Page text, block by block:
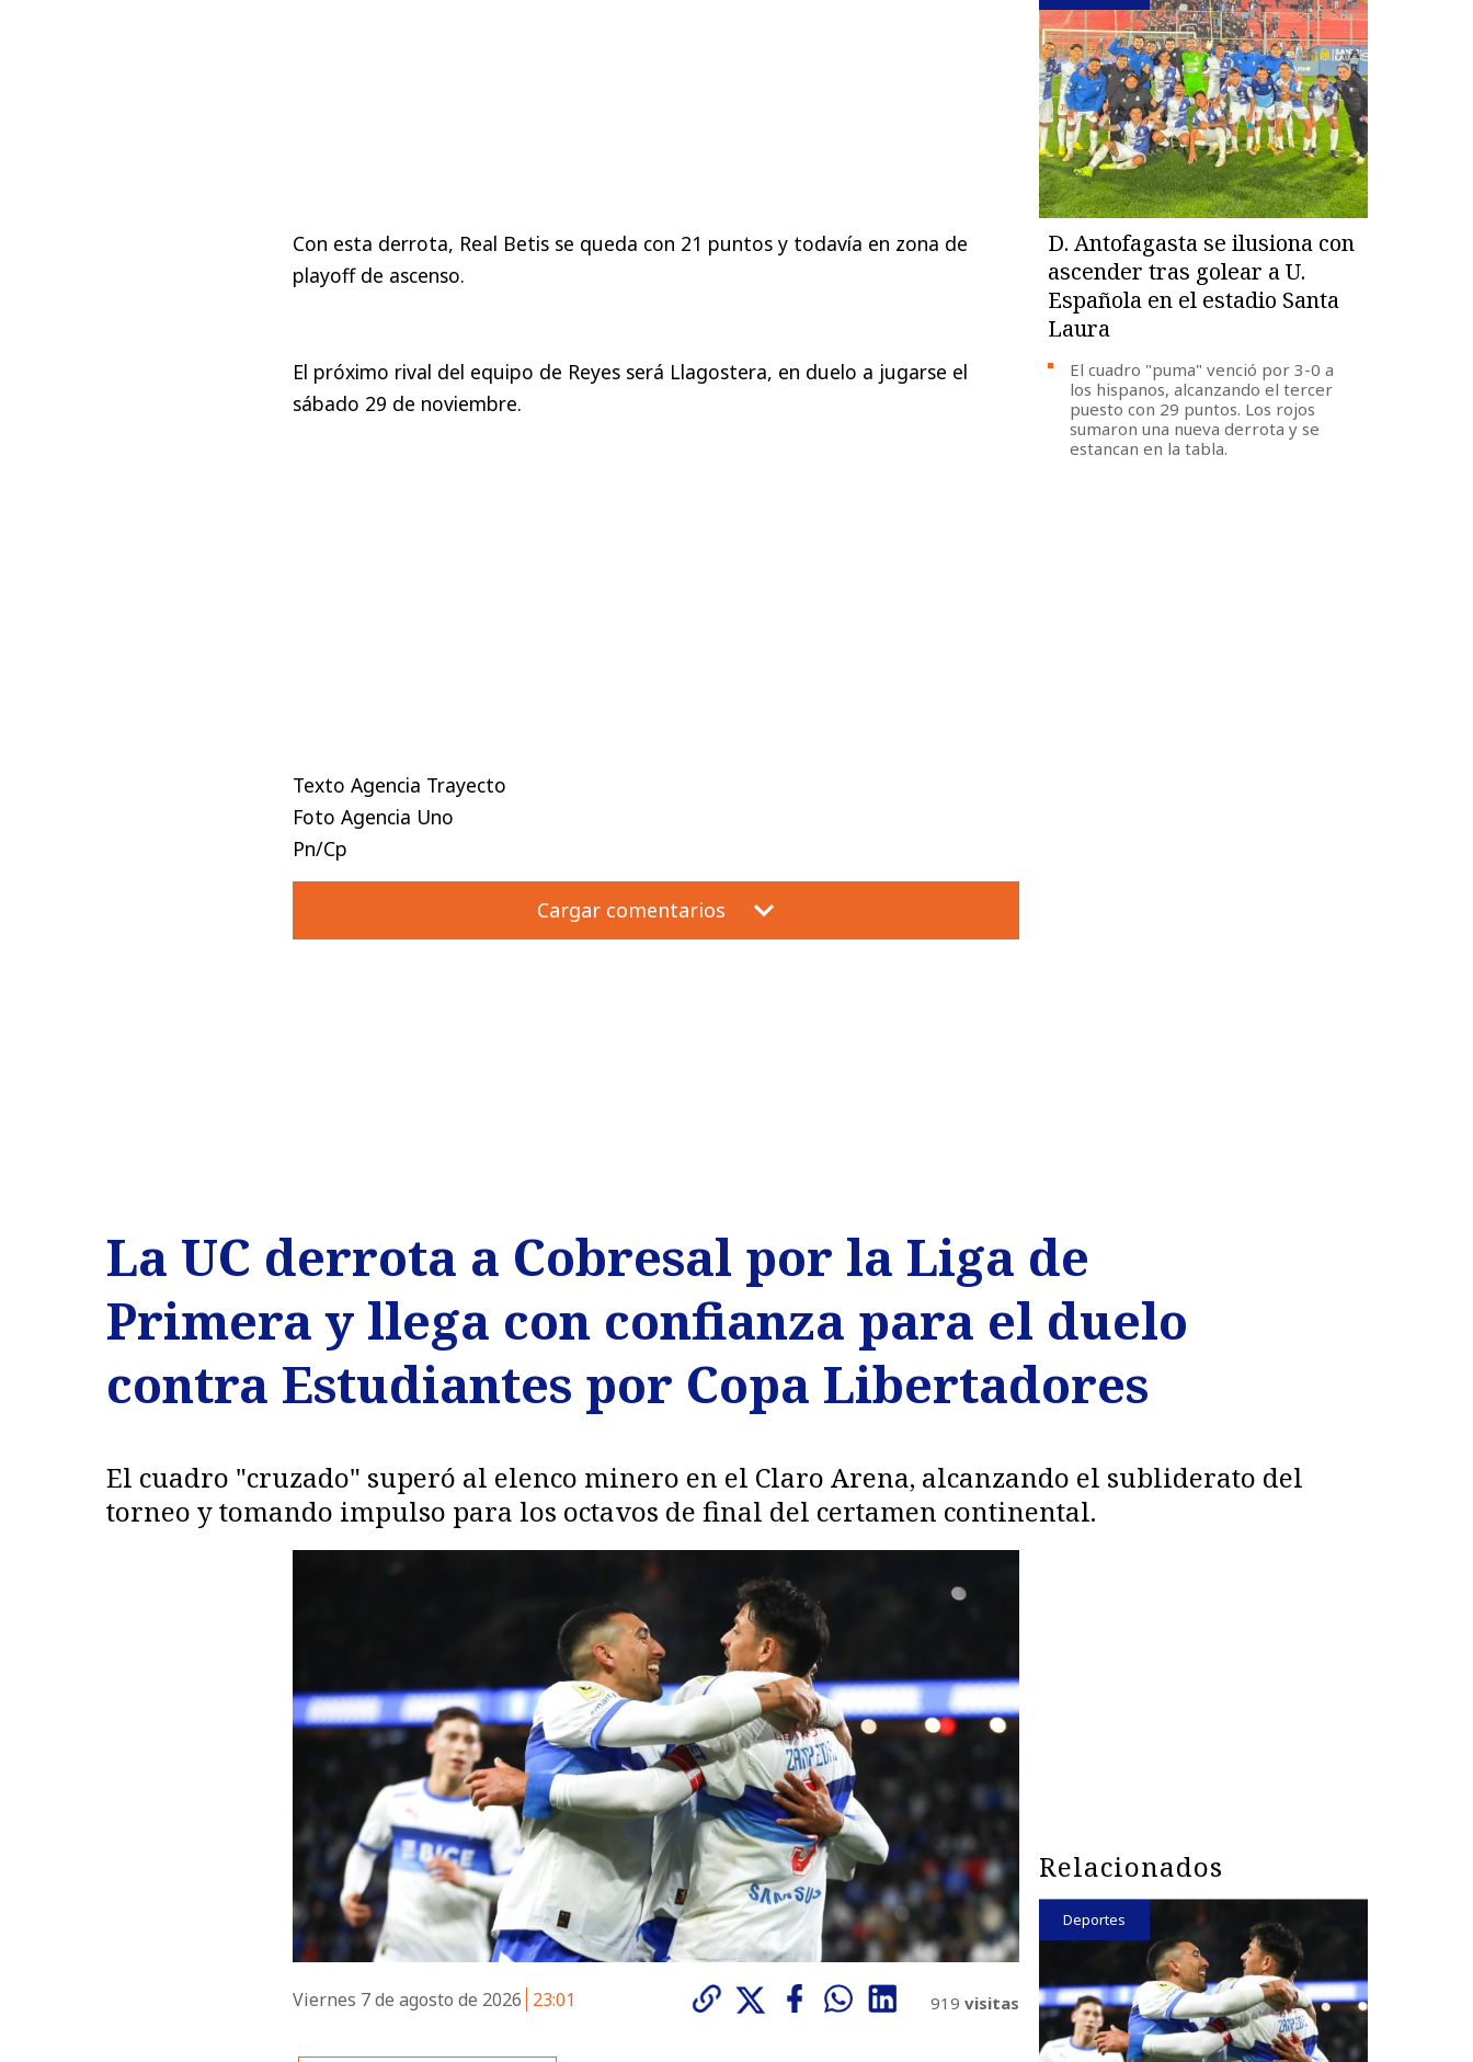
Con esta derrota, Real Betis se queda con 21 puntos y todavía en zona de
playoff de ascenso.
El próximo rival del equipo de Reyes será Llagostera, en duelo a jugarse el
sábado 29 de noviembre.
Texto Agencia Trayecto
Foto Agencia Uno
Pn/Cp
Cargar comentarios
D. Antofagasta se ilusiona con
ascender tras golear a U.
Española en el estadio Santa
Laura
El cuadro "puma" venció por 3-0 a
los hispanos, alcanzando el tercer
puesto con 29 puntos. Los rojos
sumaron una nueva derrota y se
estancan en la tabla.
La UC derrota a Cobresal por la Liga de
Primera y llega con confianza para el duelo
contra Estudiantes por Copa Libertadores
El cuadro "cruzado" superó al elenco minero en el Claro Arena, alcanzando el subliderato del
torneo y tomando impulso para los octavos de final del certamen continental.
Viernes 7 de agosto de 2026 23:01 919 visitas
Relacionados
Deportes